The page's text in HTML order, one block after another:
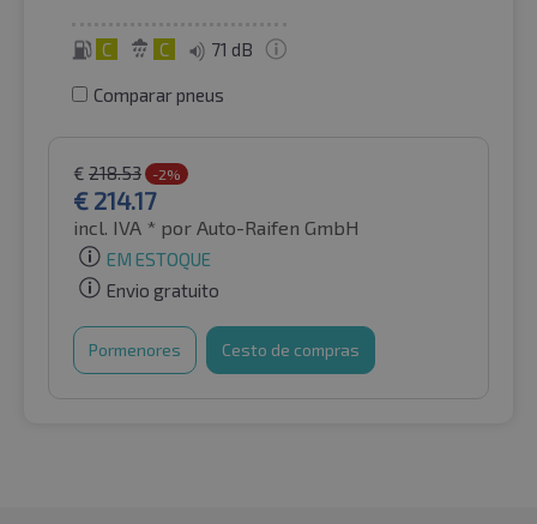
C C 71 dB
Comparar pneus
€ 218.53 -2%
€ 214.17
incl. IVA * por Auto-Raifen GmbH
EM ESTOQUE
Envio gratuito
Pormenores Cesto de compras